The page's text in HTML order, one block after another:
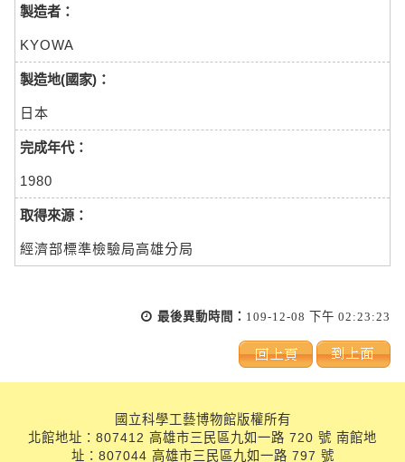
製造者：
KYOWA
製造地(國家)：
日本
完成年代：
1980
取得來源：
經濟部標準檢驗局高雄分局
最後異動時間： 109-12-08 下午 02:23:23
國立科學工藝博物館版權所有
北館地址：807412 高雄市三民區九如一路 720 號 南館地
址：807044 高雄市三民區九如一路 797 號